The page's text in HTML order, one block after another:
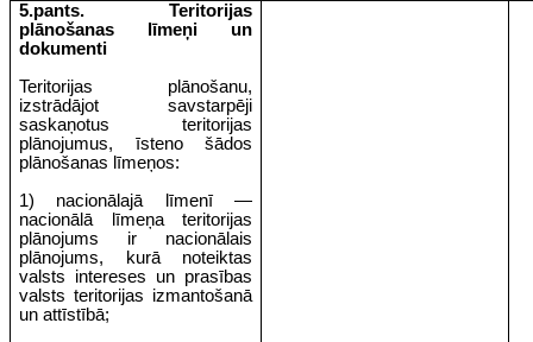
5.pants. Teritorijas
plānošanas līmeņi un
dokumenti
Teritorijas plānošanu,
izstrādājot savstarpēji
saskaņotus teritorijas
plānojumus, īsteno šādos
plānošanas līmeņos:
1) nacionālajā līmenī —
nacionālā līmeņa teritorijas
plānojums ir nacionālais
plānojums, kurā noteiktas
valsts intereses un prasības
valsts teritorijas izmantošanā
un attīstībā;